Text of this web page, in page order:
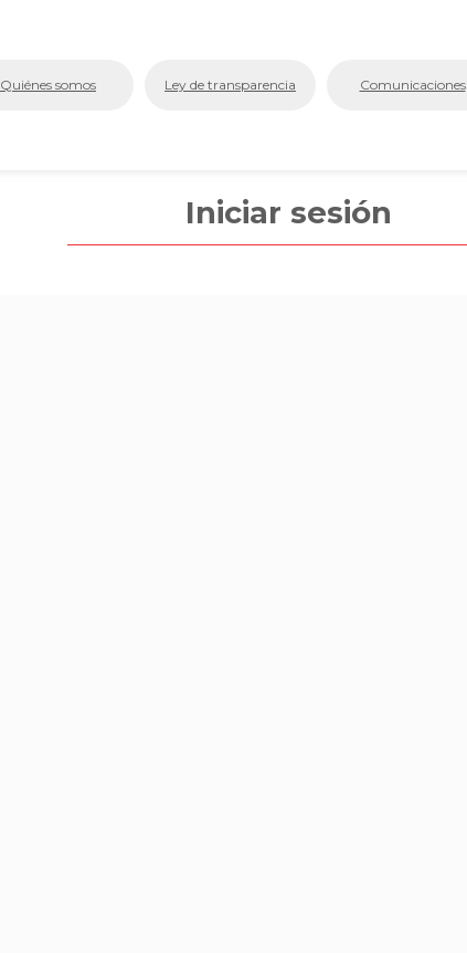
Iniciar sesión
Quiénes somos Ley de transparencia Comunicaciones